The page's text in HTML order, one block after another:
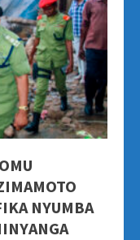
NYUMBA